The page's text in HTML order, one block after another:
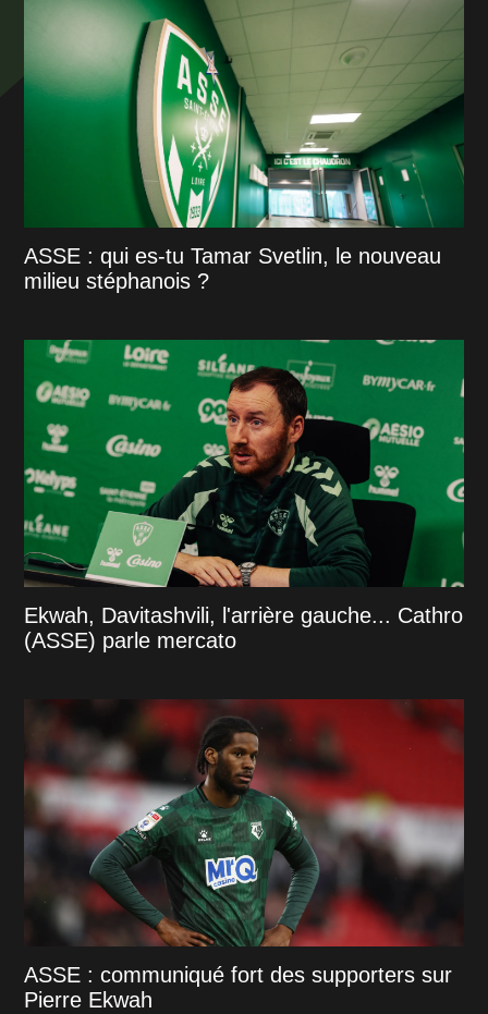
ASSE : qui es-tu Tamar Svetlin, le nouveau
milieu stéphanois ?
Ekwah, Davitashvili, l'arrière gauche... Cathro
(ASSE) parle mercato
ASSE : communiqué fort des supporters sur
Pierre Ekwah